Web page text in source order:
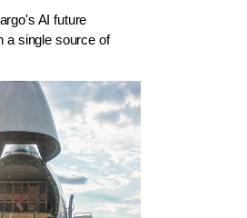
AI future
a single source of